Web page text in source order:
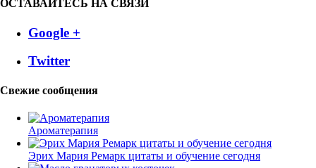
ОСТАВАЙТЕСЬ НА СВЯЗИ
Google +
Twitter
Свежие сообщения
Ароматерапия
Эрих Мария Ремарк цитаты и обучение сегодня